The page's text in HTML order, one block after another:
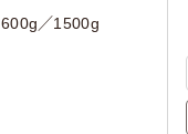
600g／1500g